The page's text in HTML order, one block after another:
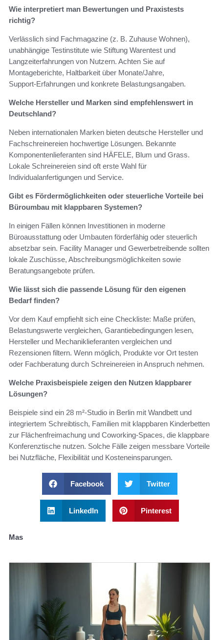
Wie interpretiert man Bewertungen und Praxistests
richtig?
Verlässlich sind Fachmagazine (z. B. Zuhause Wohnen),
unabhängige Testinstitute wie Stiftung Warentest und
Langzeiterfahrungen von Nutzern. Achten Sie auf
Montageberichte, Haltbarkeit über Monate/Jahre,
Support‑Erfahrungen und konkrete Belastungsangaben.
Welche Hersteller und Marken sind empfehlenswert in
Deutschland?
Neben internationalen Marken bieten deutsche Hersteller und
Fachschreinereien hochwertige Lösungen. Bekannte
Komponentenlieferanten sind HÄFELE, Blum und Grass.
Lokale Schreinereien sind oft erste Wahl für
Individualanfertigungen und Service.
Gibt es Fördermöglichkeiten oder steuerliche Vorteile bei
Büroumbau mit klappbaren Systemen?
In einigen Fällen können Investitionen in moderne
Büroausstattung oder Umbauten förderfähig oder steuerlich
absetzbar sein. Facility Manager und Gewerbetreibende sollten
lokale Zuschüsse, Abschreibungsmöglichkeiten sowie
Beratungsangebote prüfen.
Wie lässt sich die passende Lösung für den eigenen
Bedarf finden?
Vor dem Kauf empfiehlt sich eine Checkliste: Maße prüfen,
Belastungswerte vergleichen, Garantiebedingungen lesen,
Hersteller und Mechaniklieferanten vergleichen und
Rezensionen filtern. Wenn möglich, Produkte vor Ort testen
oder Fachberatung durch Schreinereien in Anspruch nehmen.
Welche Praxisbeispiele zeigen den Nutzen klappbarer
Lösungen?
Beispiele sind ein 28 m²‑Studio in Berlin mit Wandbett und
integriertem Schreibtisch, Familien mit klappbaren Kinderbetten
zur Flächenfreimachung und Coworking‑Spaces, die klappbare
Konferenztische nutzen. Solche Fälle zeigen messbare Vorteile
bei Nutzfläche, Flexibilität und Kosteneinsparungen.
Facebook Twitter
LinkedIn Pinterest
Mas